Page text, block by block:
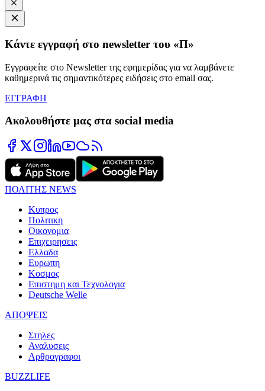
Κάντε εγγραφή στο newsletter του «Π»
Εγγραφείτε στο Newsletter της εφημερίδας για να λαμβάνετε
καθημερινά τις σημαντικότερες ειδήσεις στο email σας.
ΕΓΓΡΑΦΗ
Ακολουθήστε μας στα social media
ΠΟΛΙΤΗΣ NEWS
Κυπρος
Πολιτικη
Οικονομια
Επιχειρησεις
Ελλαδα
Ευρωπη
Κοσμος
Επιστημη και Τεχνολογια
Deutsche Welle
ΑΠΟΨΕΙΣ
Στηλες
Αναλυσεις
Αρθρογραφοι
BUZZLIFE